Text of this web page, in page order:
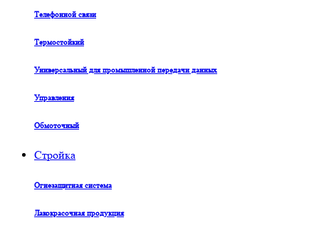
Телефонной связи
Термостойкий
Универсальный для промышленной передачи данных
Управления
Обмоточный
Стройка
Огнезащитная система
Лакокрасочная продукция